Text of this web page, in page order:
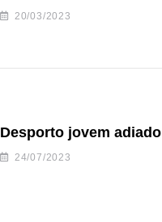
20/03/2023
Desporto jovem adiado
24/07/2023